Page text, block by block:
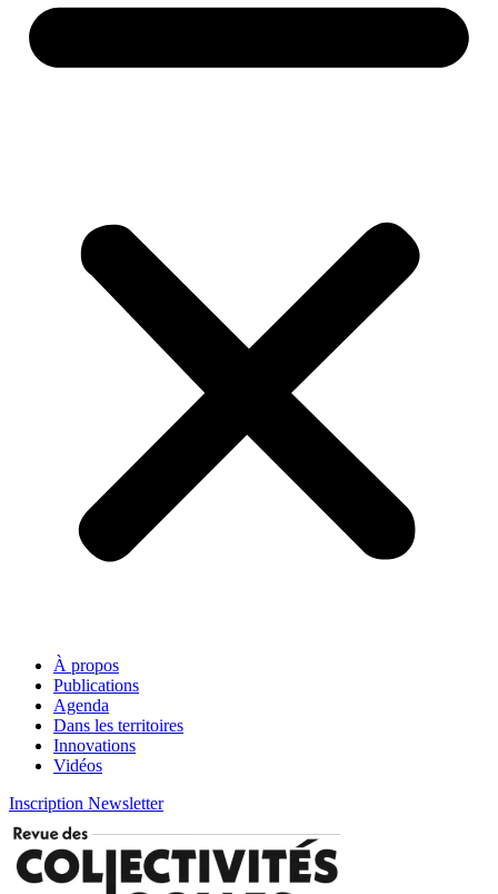
À propos
Publications
Agenda
Dans les territoires
Innovations
Vidéos
Inscription Newsletter